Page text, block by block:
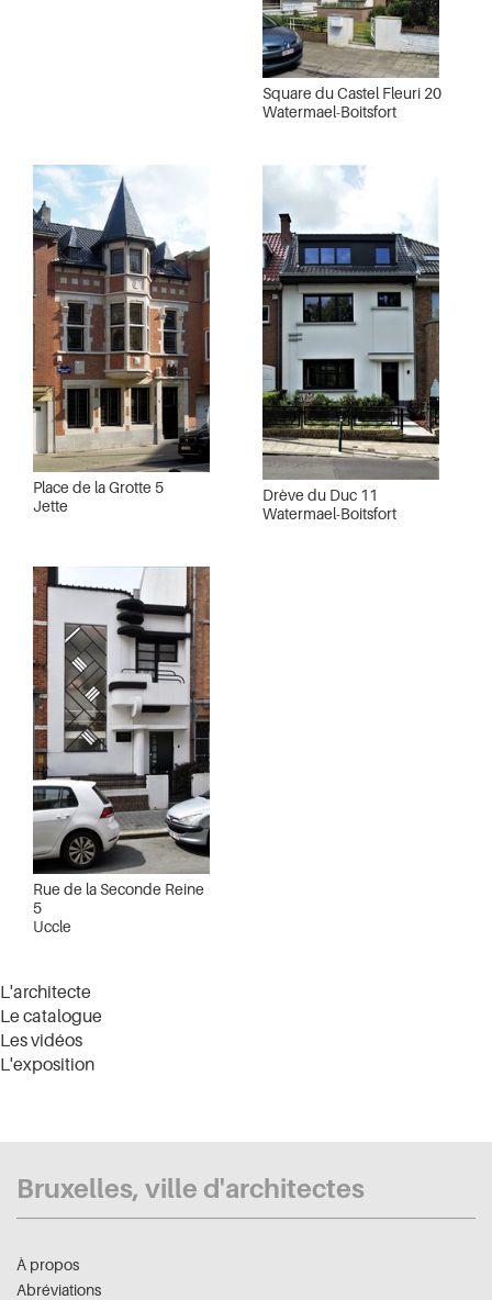
Square du Castel Fleuri 20
Watermael-Boitsfort
Place de la Grotte 5
Jette
Drève du Duc 11
Watermael-Boitsfort
Rue de la Seconde Reine
5
Uccle
L'architecte
Le catalogue
Les vidéos
L'exposition
Bruxelles, ville d'architectes
À propos
Abréviations